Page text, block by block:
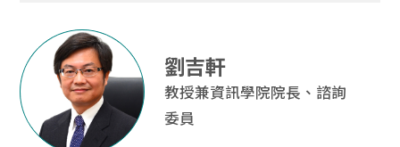
劉吉軒
教授兼資訊學院院長、諮詢
委員